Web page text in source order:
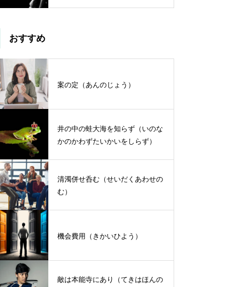
おすすめ
案の定（あんのじょう）
井の中の蛙大海を知らず（いのな
かのかわずたいかいをしらず）
清濁併せ呑む（せいだくあわせの
む）
機会費用（きかいひよう）
敵は本能寺にあり（てきはほんの